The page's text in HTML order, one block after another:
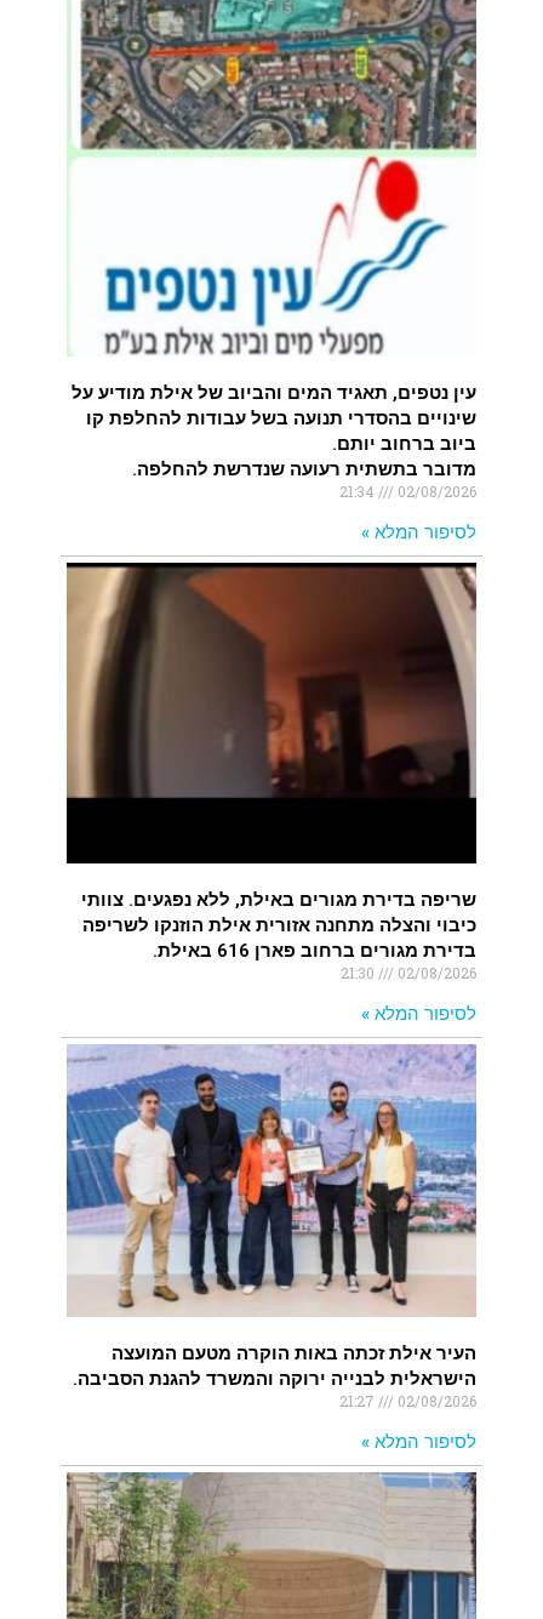
עין נטפים, תאגיד המים והביוב של אילת מודיע על
שינויים בהסדרי תנועה בשל עבודות להחלפת קו
ביוב ברחוב יותם.
מדובר בתשתית רעועה שנדרשת להחלפה.
02/08/2026
לסיפור המלא »
שריפה בדירת מגורים באילת, ללא נפגעים. צוותי
כיבוי והצלה מתחנה אזורית אילת הוזנקו לשריפה
בדירת מגורים ברחוב פארן 616 באילת.
02/08/2026
לסיפור המלא »
העיר אילת זכתה באות הוקרה מטעם המועצה
הישראלית לבנייה ירוקה והמשרד להגנת הסביבה.
02/08/2026
לסיפור המלא »